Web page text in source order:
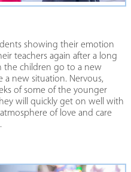
showing their emotion
teachers again after a long
the children go to a new
a new situation. Nervous,
of some of the younger
will quickly get on well with
of love and care